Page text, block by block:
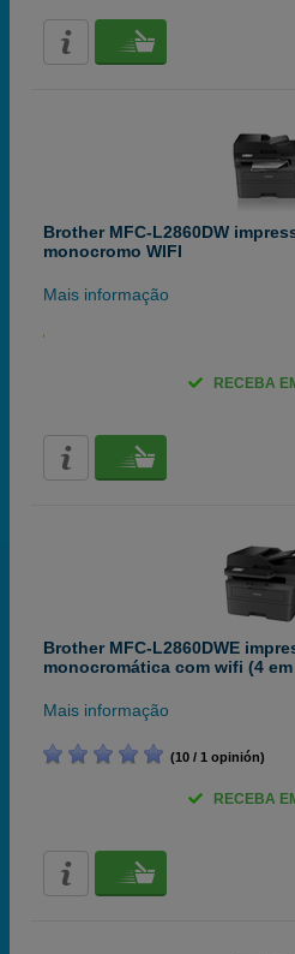
Brother MFC-L2860DW
monocromo WIFI
Mais informação
RECEBA
Brother MFC-L2860DWE
monocromática com wifi (4 em
Mais informação
(10 / 1 opinión)
RECEBA